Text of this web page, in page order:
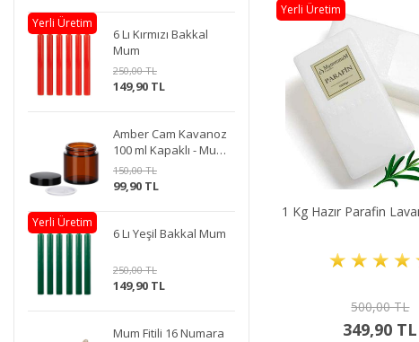
6 Lı Kırmızı Bakkal
Mum
250,00 TL
149,90 TL
Yerli Üretim
Amber Cam Kavanoz
100 ml Kapaklı - Mum
Doldurmaya Uygun
150,00 TL
99,90 TL
6 Lı Yeşil Bakkal Mum
250,00 TL
149,90 TL
Yerli Üretim
Mum Fitili 16 Numara
1 Kg Hazır Parafin
500,00 TL
349,90 TL
Yerli Üretim